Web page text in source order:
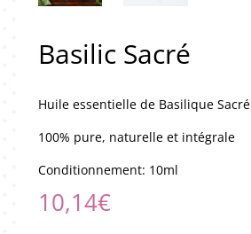
Basilic Sacré
Huile essentielle de Basilique Sacré
100% pure, naturelle et intégrale
Conditionnement: 10ml
10,14€